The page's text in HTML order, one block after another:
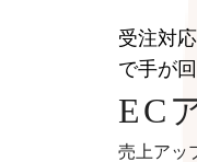
受注対
で手が
EC
売上アッ